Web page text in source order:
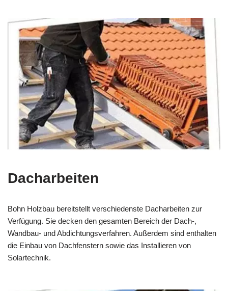
Dacharbeiten
Bohn Holzbau bereitstellt verschiedenste Dacharbeiten zur
Verfügung. Sie decken den gesamten Bereich der Dach-,
Wandbau- und Abdichtungsverfahren. Außerdem sind enthalten
die Einbau von Dachfenstern sowie das Installieren von
Solartechnik.